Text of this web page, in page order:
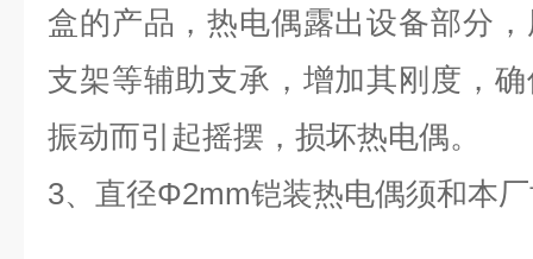
盒的产品，热电偶露出设备部分
支架等辅助支承，增加其刚度，
振动而引起摇摆，损坏热电偶。
3、直径Φ2mm铠装热电偶须和本